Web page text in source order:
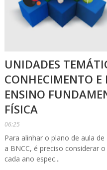
UNIDADES
CONHECIMENTO
ENSINO
FÍSICA
06:25
Para alinhar o plano de aula
a BNCC, é preciso considerar
cada ano espec...